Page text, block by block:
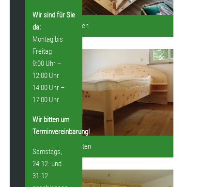
Wir sind für Sie
da:
Montag bis
Freitag
9:00 Uhr –
12:00 Uhr
14:00 Uhr –
17:00 Uhr
Wir bitten um
Terminvereinbarung!
Samstags,
24.12. und
31.12.
RELAX Betten
Loferer Betten